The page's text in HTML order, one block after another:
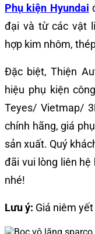
Phụ kiện Hyundai
đại và từ các vật
hợp kim nhôm,
Đặc biệt, Thiện
hiệu phụ kiện
Teyes/ Vietmap/
chính hãng, giá
sản xuất. Quý
đãi vui lòng liên
nhé!
Lưu ý: Giá niêm